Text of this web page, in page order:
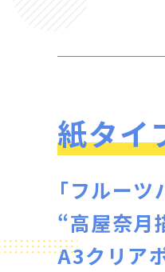
紙タイ
「フルー
“高屋奈月
A3クリア